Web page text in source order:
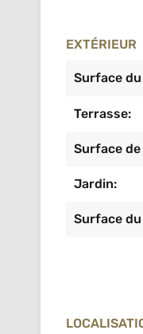
EXTÉRIEUR
Surface
Terrasse:
Surface
Jardin:
Surface